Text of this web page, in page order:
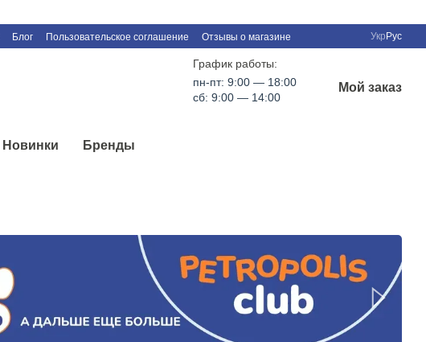
Блог Пользовательское соглашение
Отзывы о магазине
Укр Рус
График работы:
пн-пт: 9:00 — 18:00
сб: 9:00 — 14:00
Мой заказ
Новинки Бренды